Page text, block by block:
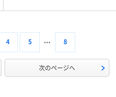
4 5 8
次のページへ